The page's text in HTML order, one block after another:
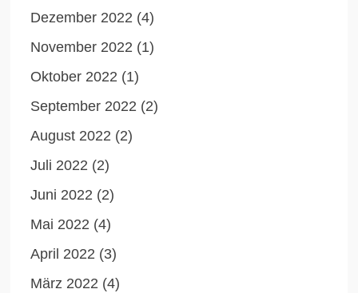
Dezember 2022 (4)
November 2022 (1)
Oktober 2022 (1)
September 2022 (2)
August 2022 (2)
Juli 2022 (2)
Juni 2022 (2)
Mai 2022 (4)
April 2022 (3)
März 2022 (4)